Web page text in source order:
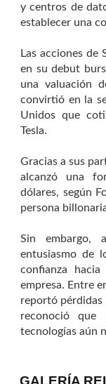
y centros de
establecer una
Las acciones de
en su debut
una valuación
convirtió en la
Unidos que
Tesla.
Gracias a sus
alcanzó una
dólares, según
persona
Sin embargo,
entusiasmo de
confianza
empresa. Entre
reportó pérdidas
reconoció que
tecnologías aún
GALERÍA